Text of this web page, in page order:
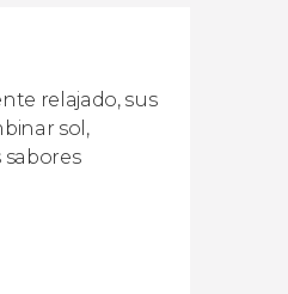
relajado, sus
sol,
sabores